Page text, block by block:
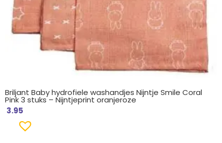
Briljant Baby hydrofiele washandjes Nijntje Smile Coral
Pink 3 stuks – Nijntjeprint oranjeroze
3.95